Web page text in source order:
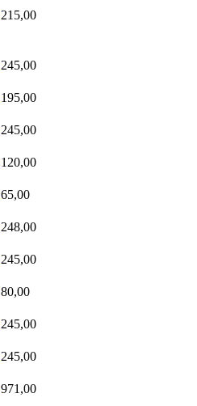
215,00
245,00
195,00
245,00
120,00
65,00
248,00
245,00
80,00
245,00
245,00
971,00